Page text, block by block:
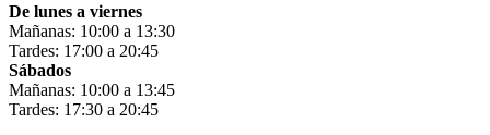
De lunes a viernes
Mañanas: 10:00 a 13:30
Tardes: 17:00 a 20:45
Sábados
Mañanas: 10:00 a 13:45
Tardes: 17:30 a 20:45